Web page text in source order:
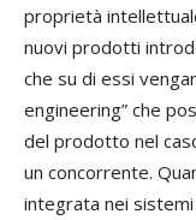
proprietà
nuovi prodotti
che su di essi
engineering” che
del prodotto nel
un concorrente.
integrata nei